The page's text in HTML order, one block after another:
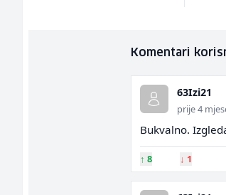
Komentari
63Izi21
prije 4
Bukvalno.
↑ 8 ↓ 1